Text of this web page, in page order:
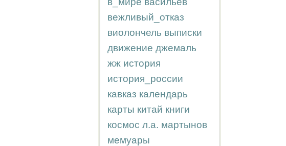
вежливый_отказ
виолончель выписки
движение джемаль
жж история
история_россии
кавказ календарь
карты китай книги
космос л.а. мартынов
мемуары